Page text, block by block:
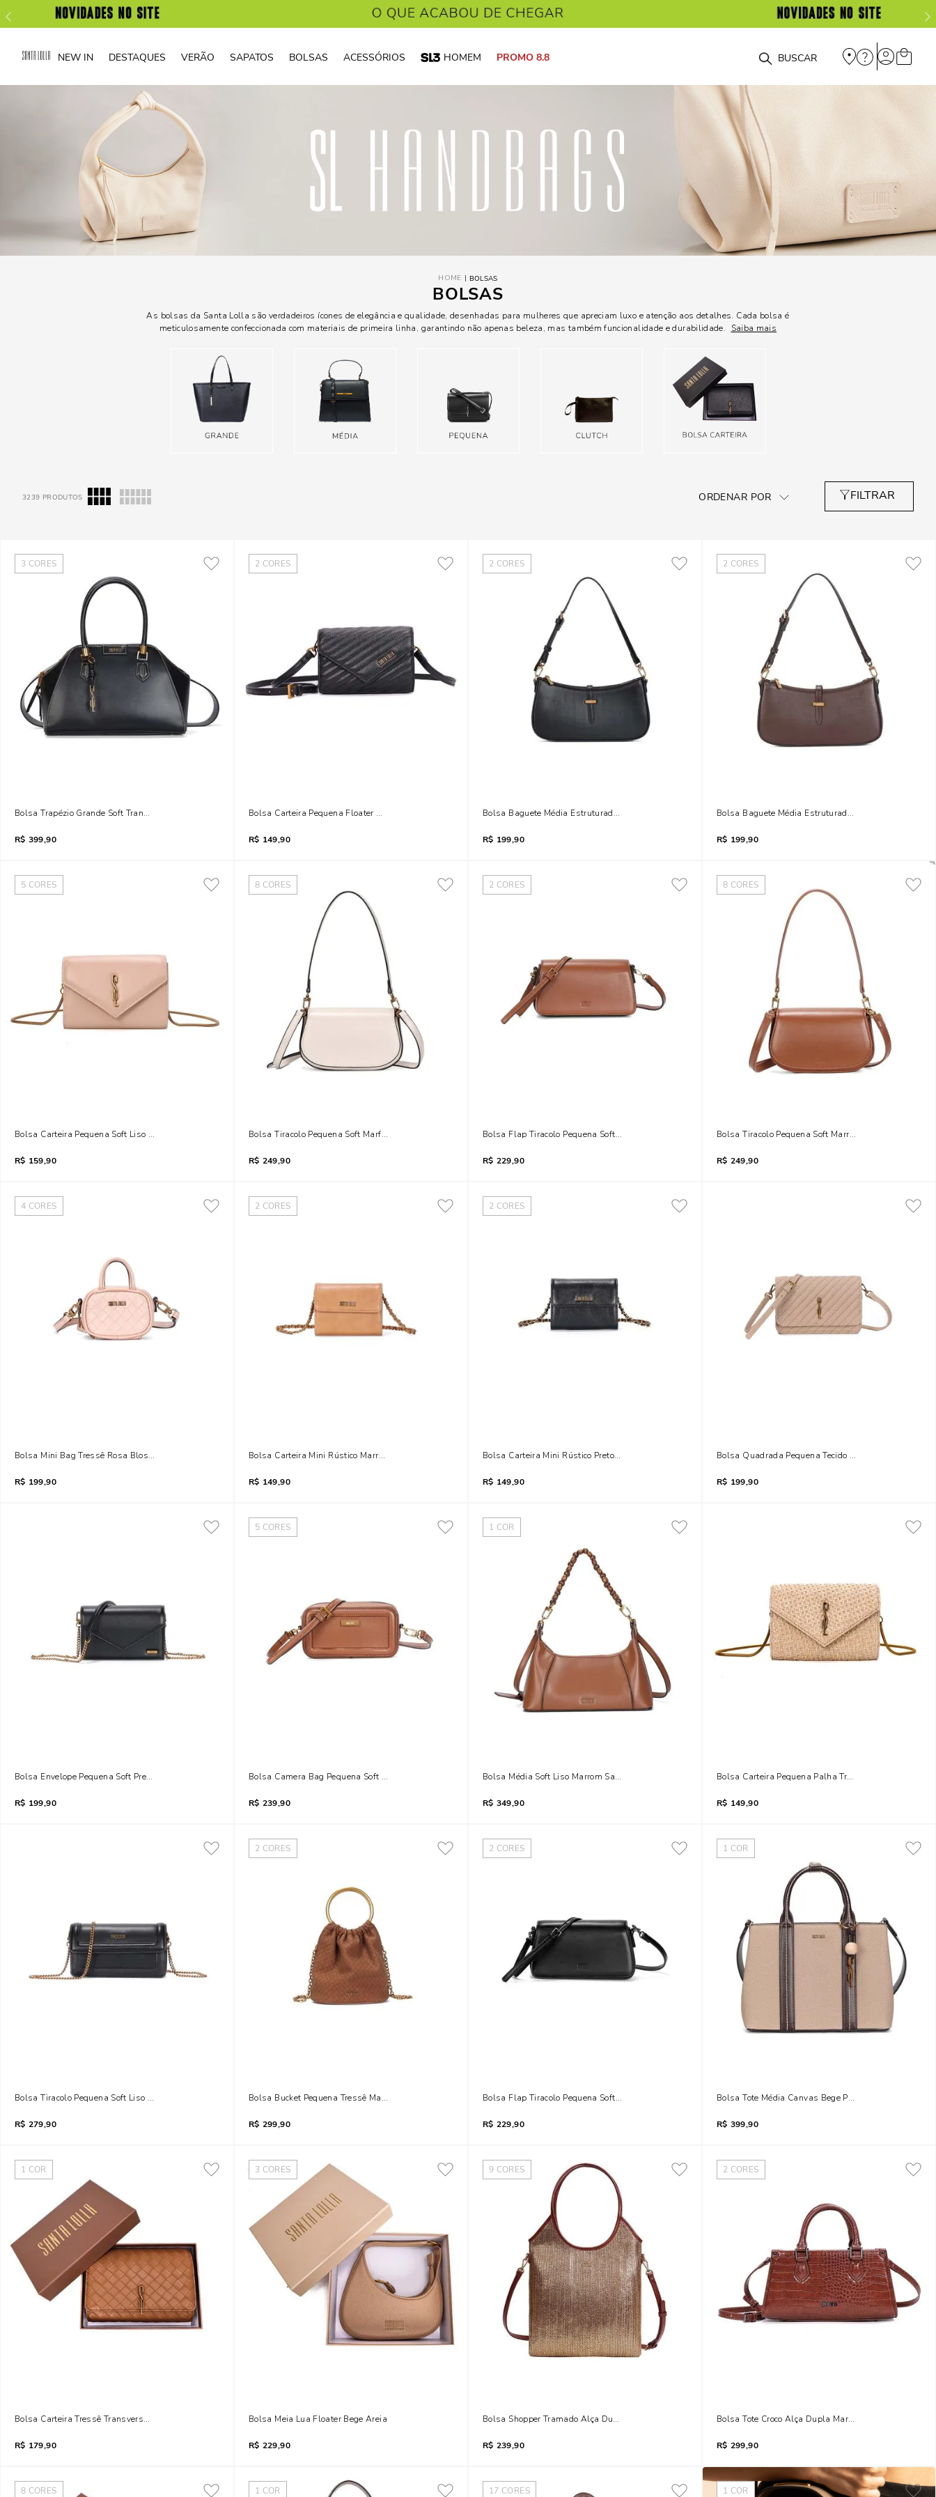
NEW IN DESTAQUES VERÃO SAPATOS BOLSAS ACESSÓRIOS HOMEM PROMO 8.8 O que você está procurando?
BOLSAS
BOLSAS
As bolsas da Santa Lolla são verdadeiros ícones de elegância e qualidade, desenhadas para mulheres que apreciam luxo e atenção aos detalhes. Cada bolsa é
meticulosamente confeccionada com materiais de primeira linha, garantindo não apenas beleza, mas também funcionalidade e durabilidade.
Saiba mais
3239 PRODUTOS
3 CORES
Bolsa Trapézio Grande Soft Transversal Preto
R$ 399,90
2 CORES
Bolsa Carteira Pequena Floater Matelassê Preto
R$ 149,90
2 CORES
Bolsa Baguete Média Estruturada Soft Liso Preto
R$ 199,90
2 CORES
Bolsa Baguete Média Estruturada Soft Liso Marrom
R$ 199,90
5 CORES
Bolsa Carteira Pequena Soft Liso Transversal Bege
R$ 159,90
8 CORES
Bolsa Tiracolo Pequena Soft Marfim Alça Dupla
R$ 249,90
2 CORES
Bolsa Flap Tiracolo Pequena Soft Liso Caramelo
R$ 229,90
8 CORES
Bolsa Tiracolo Pequena Soft Marrom Safari Alça Dupla
R$ 249,90
4 CORES
Bolsa Mini Bag Tressê Rosa Blossom Transversal
R$ 199,90
2 CORES
Bolsa Carteira Mini Rústico Marrom Alça Corrente
R$ 149,90
2 CORES
Bolsa Carteira Mini Rústico Preto Alça Corrente
R$ 149,90
Bolsa Quadrada Pequena Tecido Canvas Bege
R$ 199,90
Bolsa Envelope Pequena Soft Preta Alça Tiracolo
R$ 199,90
5 CORES
Bolsa Camera Bag Pequena Soft Marrom Alça Tiracolo
R$ 239,90
1 COR
Bolsa Média Soft Liso Marrom Safari Alça Miçangas
R$ 349,90
Bolsa Carteira Pequena Palha Transversal Bege
R$ 149,90
Bolsa Tiracolo Pequena Soft Liso Preto
R$ 279,90
2 CORES
Bolsa Bucket Pequena Tressê Marrom Alça Metalizada
R$ 299,90
2 CORES
Bolsa Flap Tiracolo Pequena Soft Liso Preta
R$ 229,90
1 COR
Bolsa Tote Média Canvas Bege Pespontos Transversal
R$ 399,90
1 COR
Bolsa Carteira Tressê Transversal Marrom
R$ 179,90
3 CORES
Bolsa Meia Lua Floater Bege Areia
R$ 229,90
9 CORES
Bolsa Shopper Tramado Alça Dupla Dourada Claro
R$ 239,90
2 CORES
Bolsa Tote Croco Alça Dupla Marrom Terracota
R$ 299,90
8 CORES 1 COR 17 CORES 1 COR